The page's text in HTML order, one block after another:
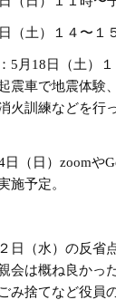
（土）１４〜
5月18日（土）
震車で地震体験
火訓練などを行
日（日）zoomや
施予定。
日（水）の反省
会は概ね良かっ
み捨てなど役員